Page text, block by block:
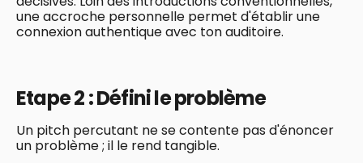
une accroche personnelle permet d'établir une
connexion authentique avec ton auditoire.
Etape 2 : Défini le problème
Un pitch percutant ne se contente pas d'énoncer
un problème ; il le rend tangible.